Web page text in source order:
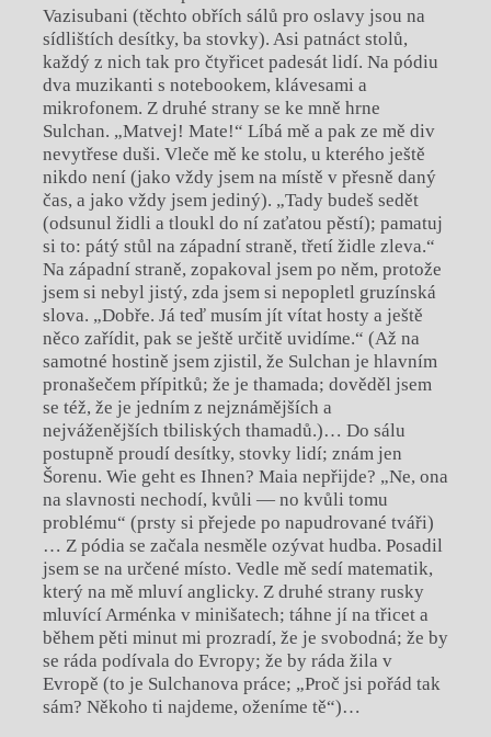
Vazisubani (těchto obřích sálů pro oslavy jsou na
sídlištích desítky, ba stovky). Asi patnáct stolů,
každý z nich tak pro čtyřicet padesát lidí. Na pódiu
dva muzikanti s notebookem, klávesami a
mikrofonem. Z druhé strany se ke mně hrne
Sulchan. „Matvej! Mate!“ Líbá mě a pak ze mě div
nevytřese duši. Vleče mě ke stolu, u kterého ještě
nikdo není (jako vždy jsem na místě v přesně daný
čas, a jako vždy jsem jediný). „Tady budeš sedět
(odsunul židli a tloukl do ní zaťatou pěstí); pamatuj
si to: pátý stůl na západní straně, třetí židle zleva.“
Na západní straně, zopakoval jsem po něm, protože
jsem si nebyl jistý, zda jsem si nepopletl gruzínská
slova. „Dobře. Já teď musím jít vítat hosty a ještě
něco zařídit, pak se ještě určitě uvidíme.“ (Až na
samotné hostině jsem zjistil, že Sulchan je hlavním
pronašečem přípitků; že je thamada; dověděl jsem
se též, že je jedním z nejznámějších a
nejváženějších tbiliských thamadů.)… Do sálu
postupně proudí desítky, stovky lidí; znám jen
Šorenu. Wie geht es Ihnen? Maia nepřijde? „Ne, ona
na slavnosti nechodí, kvůli — no kvůli tomu
problému“ (prsty si přejede po napudrované tváři)
… Z pódia se začala nesměle ozývat hudba. Posadil
jsem se na určené místo. Vedle mě sedí matematik,
který na mě mluví anglicky. Z druhé strany rusky
mluvící Arménka v minišatech; táhne jí na třicet a
během pěti minut mi prozradí, že je svobodná; že by
se ráda podívala do Evropy; že by ráda žila v
Evropě (to je Sulchanova práce; „Proč jsi pořád tak
sám? Někoho ti najdeme, oženíme tě“)…